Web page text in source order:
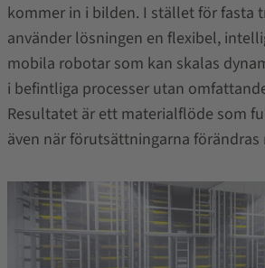
kommer in i bilden. I stället för fasta
använder lösningen en flexibel,
mobila robotar som kan skalas
i befintliga processer utan
Resultatet är ett materialflöde som
även när förutsättningarna förändras